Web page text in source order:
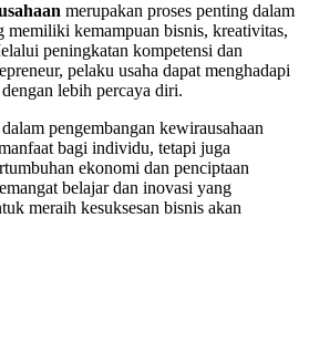
merupakan proses penting dalam
kemampuan bisnis, kreativitas,
peningkatan kompetensi dan
pelaku usaha dapat menghadapi
lebih percaya diri.
pengembangan kewirausahaan
bagi individu, tetapi juga
ekonomi dan penciptaan
belajar dan inovasi yang
meraih kesuksesan bisnis akan